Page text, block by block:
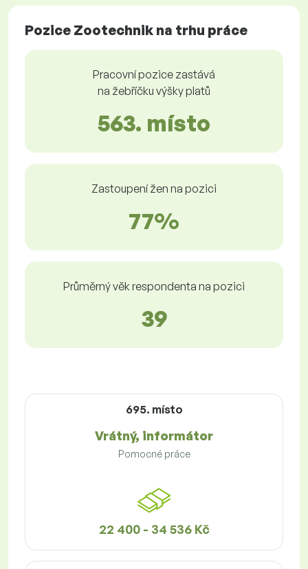
Pozice Zootechnik na trhu práce
Pracovní pozice zastává
na žebříčku výšky platů
563. místo
Zastoupení žen na pozici
77%
Průměrný věk respondenta na pozici
39
695. místo
Vrátný, informátor
Pomocné práce
22 400 - 34 536 Kč